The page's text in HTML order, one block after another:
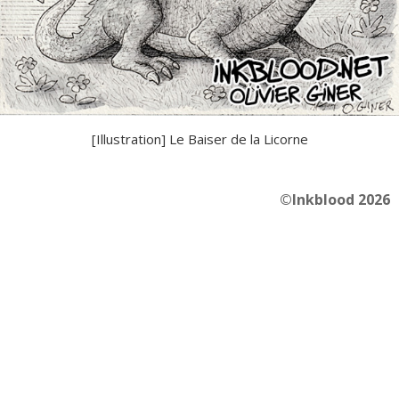
[Illustration] Le Baiser de la Licorne
©Inkblood 2026